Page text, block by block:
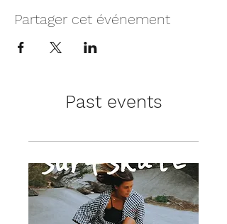
Partager cet événement
Past events